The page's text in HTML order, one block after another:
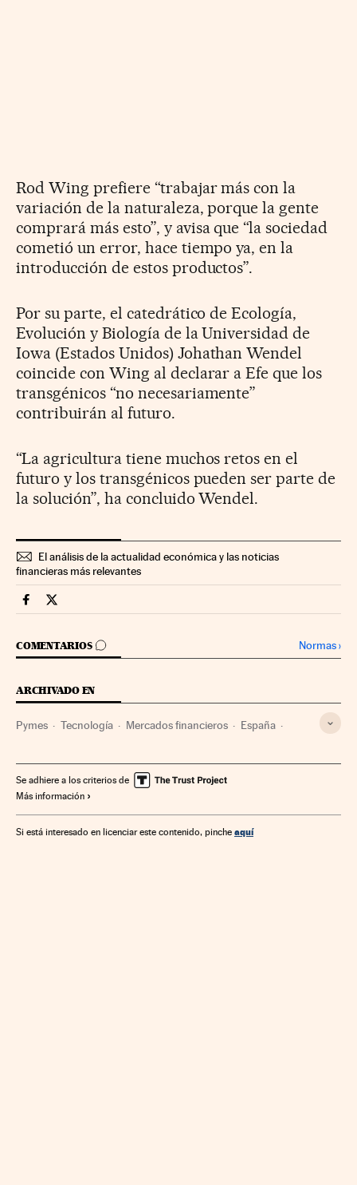
Rod Wing prefiere “trabajar más con la
variación de la naturaleza, porque la gente
comprará más esto”, y avisa que “la sociedad
cometió un error, hace tiempo ya, en la
introducción de estos productos”.
Por su parte, el catedrático de Ecología,
Evolución y Biología de la Universidad de
Iowa (Estados Unidos) Johathan Wendel
coincide con Wing al declarar a Efe que los
transgénicos “no necesariamente”
contribuirán al futuro.
“La agricultura tiene muchos retos en el
futuro y los transgénicos pueden ser parte de
la solución”, ha concluido Wendel.
El análisis de la actualidad económica y las noticias
financieras más relevantes
Companias Cinco Días en Facebook
Companias Cinco Días en Twitter
COMENTARIOS
IR A LOS COMENTARIOS Normas›
ARCHIVADO EN
Pymes Tecnología Mercados financieros España
Alimentos Ciencia Finanzas Alimentación
Se adhiere a los criterios de
Más información
Si está interesado en licenciar este contenido, pinche aquí